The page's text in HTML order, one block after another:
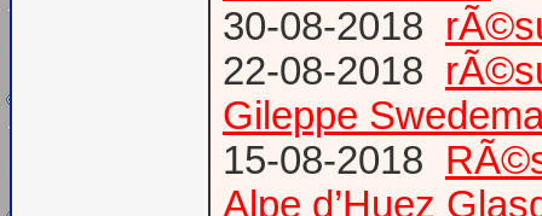
30-08-2018
22-08-2018
Gileppe
15-08-2018
Alpe d’Huez